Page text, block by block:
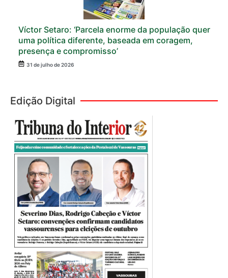
Víctor Setaro: ‘Parcela enorme da população quer
uma política diferente, baseada em coragem,
presença e compromisso’
31 de julho de 2026
Edição Digital